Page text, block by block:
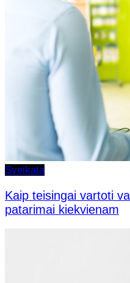
Sveikata
Kaip teisingai vartoti
patarimai kiekvienam